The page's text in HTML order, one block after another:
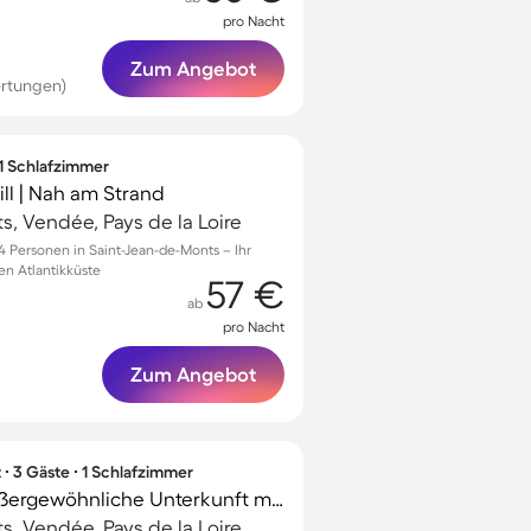
pro Nacht
Zum Angebot
Schlafzimmer
| Nah am Strand
Vendée, Pays de la Loire
in Saint-Jean-de-Monts – Ihr
Atlantikküste
ab 57 €
pro Nacht
Zum Angebot
3 Gäste ∙ 1 Schlafzimmer
Kinderfreundliche Außergewöhnliche Unterkunft mit beheiztem Pool